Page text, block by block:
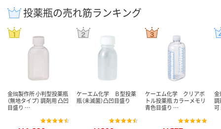
投薬瓶の売れ筋ランキング
金鵄製作所 小判型投薬瓶
（無地タイプ） 調剤用 凸凹
目盛り …
ケーエム化学 Ｂ型投薬
瓶（未滅菌）凸凹目盛り
ケーエム化学 クリアボ
トル投薬瓶 カラーメモリ
青色目盛り …
調
可